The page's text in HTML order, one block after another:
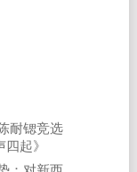
耐锶竞选
四起》